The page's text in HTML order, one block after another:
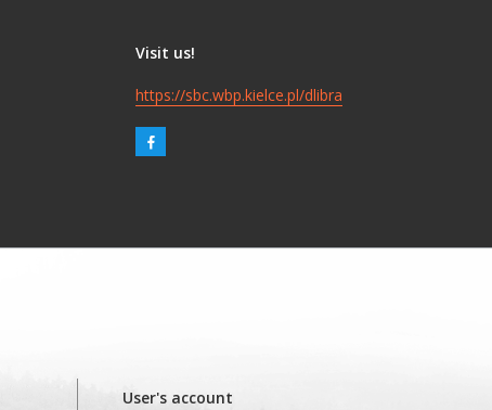
Visit us!
https://sbc.wbp.kielce.pl/dlibra
User's account